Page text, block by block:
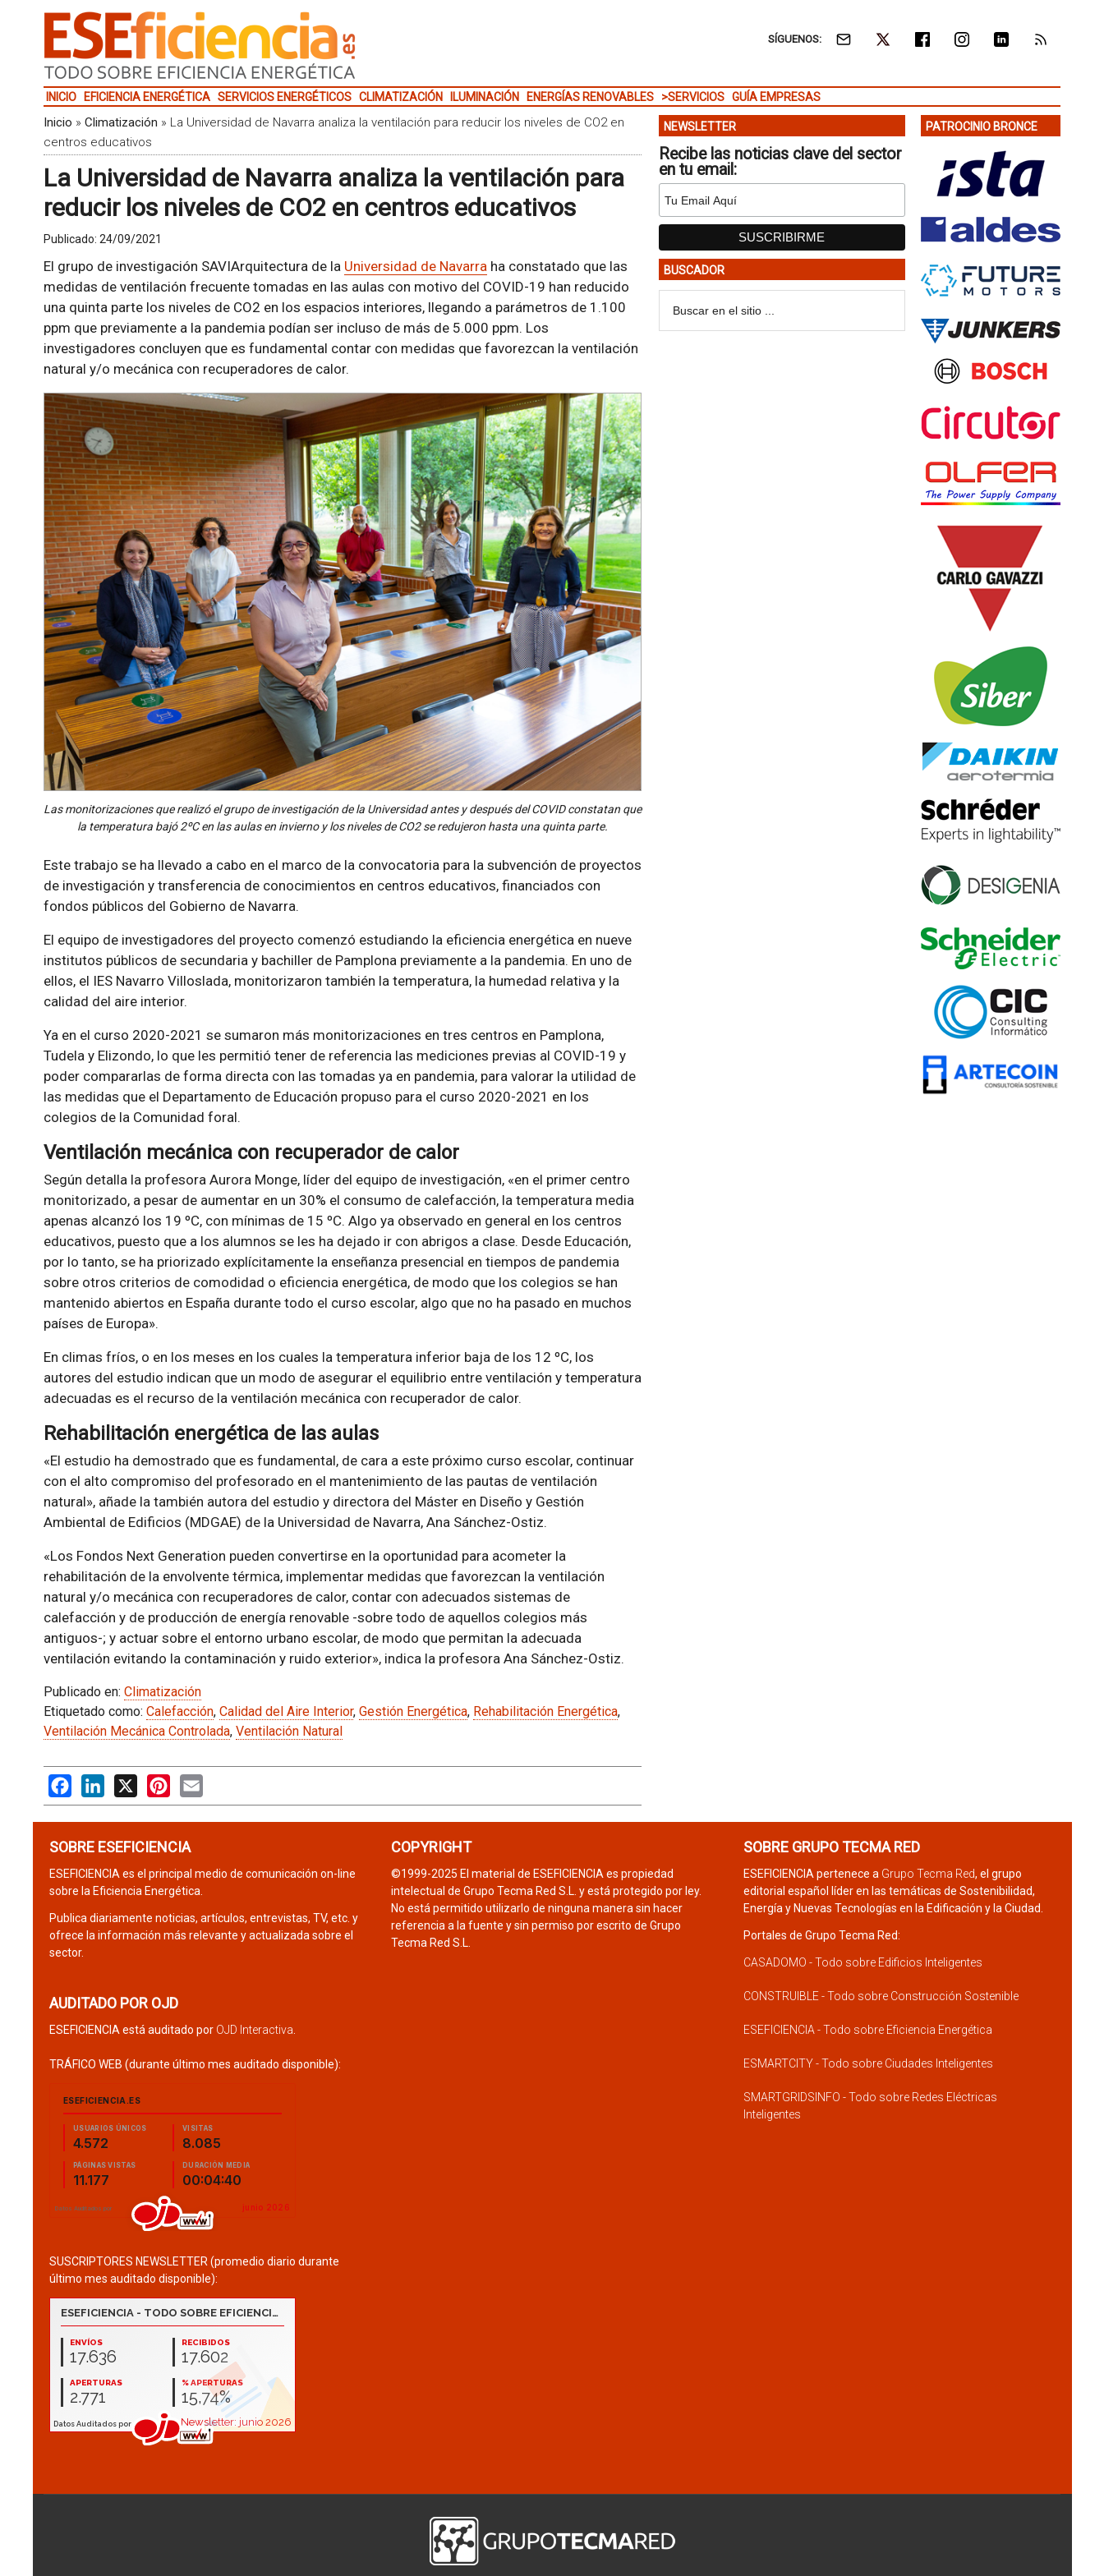
SÍGUENOS:
INICIO EFICIENCIA ENERGÉTICA SERVICIOS ENERGÉTICOS CLIMATIZACIÓN ILUMINACIÓN ENERGÍAS RENOVABLES >SERVICIOS GUÍA EMPRESAS
Inicio » Climatización » La Universidad de Navarra analiza la ventilación para reducir los niveles de CO2 en
centros educativos
La Universidad de Navarra analiza la ventilación para
reducir los niveles de CO2 en centros educativos
Publicado: 24/09/2021
El grupo de investigación SAVIArquitectura de la Universidad de Navarraha constatado que las
medidas de ventilación frecuente tomadas en las aulas con motivo del COVID-19 han reducido
una quinta parte los niveles de CO2 en los espacios interiores, llegando a parámetros de 1.100
ppm que previamente a la pandemia podían ser incluso de más de 5.000 ppm. Los
investigadores concluyen que es fundamental contar con medidas que favorezcan la ventilación
natural y/o mecánica con recuperadores de calor.
Las monitorizaciones que realizó el grupo de investigación de la Universidad antes y después del COVID constatan que
la temperatura bajó 2ºC en las aulas en invierno y los niveles de CO2 se redujeron hasta una quinta parte.
Este trabajo se ha llevado a cabo en el marco de la convocatoria para la subvención de proyectos
de investigación y transferencia de conocimientos en centros educativos, financiados con
fondos públicos del Gobierno de Navarra.
El equipo de investigadores del proyecto comenzó estudiando la eficiencia energética en nueve
institutos públicos de secundaria y bachiller de Pamplona previamente a la pandemia. En uno de
ellos, el IES Navarro Villoslada, monitorizaron también la temperatura, la humedad relativa y la
calidad del aire interior.
Ya en el curso 2020-2021 se sumaron más monitorizaciones en tres centros en Pamplona,
Tudela y Elizondo, lo que les permitió tener de referencia las mediciones previas al COVID-19 y
poder compararlas de forma directa con las tomadas ya en pandemia, para valorar la utilidad de
las medidas que el Departamento de Educación propuso para el curso 2020-2021 en los
colegios de la Comunidad foral.
Ventilación mecánica con recuperador de calor
Según detalla la profesora Aurora Monge, líder del equipo de investigación, «en el primer centro
monitorizado, a pesar de aumentar en un 30% el consumo de calefacción, la temperatura media
apenas alcanzó los 19 ºC, con mínimas de 15 ºC. Algo ya observado en general en los centros
educativos, puesto que a los alumnos se les ha dejado ir con abrigos a clase. Desde Educación,
por lo tanto, se ha priorizado explícitamente la enseñanza presencial en tiempos de pandemia
sobre otros criterios de comodidad o eficiencia energética, de modo que los colegios se han
mantenido abiertos en España durante todo el curso escolar, algo que no ha pasado en muchos
países de Europa».
En climas fríos, o en los meses en los cuales la temperatura inferior baja de los 12 ºC, los
autores del estudio indican que un modo de asegurar el equilibrio entre ventilación y temperatura
adecuadas es el recurso de la ventilación mecánica con recuperador de calor.
Rehabilitación energética de las aulas
«El estudio ha demostrado que es fundamental, de cara a este próximo curso escolar, continuar
con el alto compromiso del profesorado en el mantenimiento de las pautas de ventilación
natural», añade la también autora del estudio y directora del Máster en Diseño y Gestión
Ambiental de Edificios (MDGAE) de la Universidad de Navarra, Ana Sánchez-Ostiz.
«Los Fondos Next Generation pueden convertirse en la oportunidad para acometer la
rehabilitación de la envolvente térmica, implementar medidas que favorezcan la ventilación
natural y/o mecánica con recuperadores de calor, contar con adecuados sistemas de
calefacción y de producción de energía renovable -sobre todo de aquellos colegios más
antiguos-; y actuar sobre el entorno urbano escolar, de modo que permitan la adecuada
ventilación evitando la contaminación y ruido exterior», indica la profesora Ana Sánchez-Ostiz.
Publicado en: Climatización
Etiquetado como: Calefacción, Calidad del Aire Interior, Gestión Energética, Rehabilitación Energética,
Ventilación Mecánica Controlada, Ventilación Natural
FacebookLinkedIn
X PinterestEmail
NEWSLETTER
Recibe las noticias clave del sector
en tu email:
BUSCADOR
PATROCINIO BRONCE
SOBRE ESEFICIENCIA
ESEFICIENCIA es el principal medio de comunicación on-line
sobre la Eficiencia Energética.
Publica diariamente noticias, artículos, entrevistas, TV, etc. y
ofrece la información más relevante y actualizada sobre el
sector.
AUDITADO POR OJD
ESEFICIENCIA está auditado por OJD Interactiva
TRÁFICO WEB (durante último mes auditado disponible):
SUSCRIPTORES NEWSLETTER (promedio diario durante
último mes auditado disponible):
COPYRIGHT
©1999-2025 El material de ESEFICIENCIA es propiedad
intelectual de Grupo Tecma Red S.L. y está protegido por ley.
No está permitido utilizarlo de ninguna manera sin hacer
referencia a la fuente y sin permiso por escrito de Grupo
Tecma Red S.L.
SOBRE GRUPO TECMA RED
ESEFICIENCIA pertenece a Grupo Tecma Red, el grupo
editorial español líder en las temáticas de Sostenibilidad,
Energía y Nuevas Tecnologías en la Edificación y la Ciudad.
Portales de Grupo Tecma Red:
CASADOMO - Todo sobre Edificios Inteligentes
CONSTRUIBLE - Todo sobre Construcción Sostenible
ESEFICIENCIA - Todo sobre Eficiencia Energética
ESMARTCITY - Todo sobre Ciudades Inteligentes
SMARTGRIDSINFO - Todo sobre Redes Eléctricas
Inteligentes